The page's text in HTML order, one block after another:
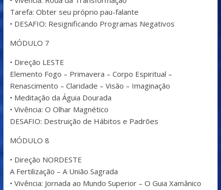
Tarefa: Obter seu próprio pau-falante
• DESAFIO: Resignificando Programas Negativos
MÓDULO 7
• Direção LESTE
Elemento Fogo – Primavera – Corpo Espiritual –
Renascimento – Claridade – Visão – Imaginação
• Meditação da Águia Dourada
• Vivência: O Olhar Magnético
DESAFIO: Destruição de Hábitos e Padrões
MÓDULO 8
• Direção NORDESTE
A Fertilização – A União Sagrada
• Vivência: Jornada ao Mundo Superior – O Guia Xamânico